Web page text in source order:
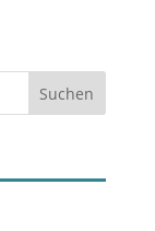
Suchen